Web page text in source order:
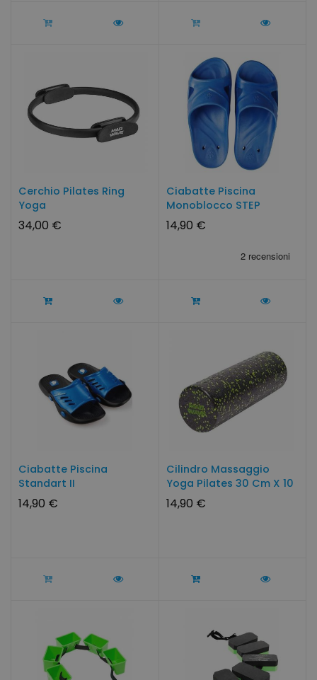
Cerchio Pilates Ring
Yoga
34,00 €
Ciabatte Piscina
Monoblocco STEP
14,90 €
Ciabatte Piscina
Standart II
14,90 €
Cilindro Massaggio
Yoga Pilates 30 Cm X 10
Cm
14,90 €